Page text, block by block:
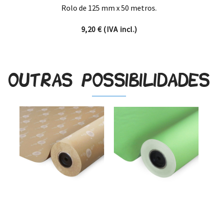
Rolo de 125 mm x 50 metros.
9,20 €(IVA incl.)
Outras possibilidades